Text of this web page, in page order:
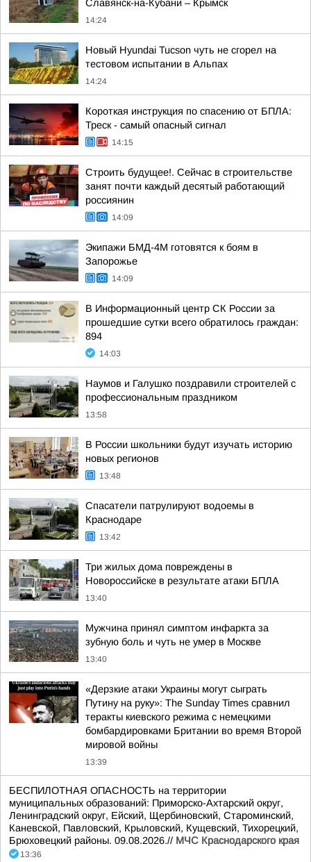
Славянск-на-Кубани – Крымск
14:24
Новый Hyundai Tucson чуть не сгорел на
тестовом испытании в Альпах
14:24
Короткая инструкция по спасению от БПЛА:
Треск - самый опасный сигнал
14:15
Строить будущее!. Сейчас в строительстве
занят почти каждый десятый работающий
россиянин
14:09
Экипажи БМД-4М готовятся к боям в
Запорожье
14:09
В Информационный центр СК России за
прошедшие сутки всего обратилось граждан:
894
14:03
Наумов и Галушко поздравили строителей с
профессиональным праздником
13:58
В России школьники будут изучать историю
новых регионов
13:48
Спасатели патрулируют водоемы в
Краснодаре
13:42
Три жилых дома повреждены в
Новороссийске в результате атаки БПЛА
13:40
Мужчина принял симптом инфаркта за
зубную боль и чуть не умер в Москве
13:40
«Дерзкие атаки Украины могут сыграть
Путину на руку»: The Sunday Times сравнил
теракты киевского режима с немецкими
бомбардировками Британии во время Второй
мировой войны
13:39
БЕСПИЛОТНАЯ ОПАСНОСТЬ на территории
муниципальных образований: Приморско-Ахтарский округ,
Ленинградский округ, Ейский, Щербиновский, Староминский,
Каневской, Павловский, Крыловский, Кущевский, Тихорецкий,
Брюховецкий районы. 09.08.2026.// МЧС Краснодарского края
13:36